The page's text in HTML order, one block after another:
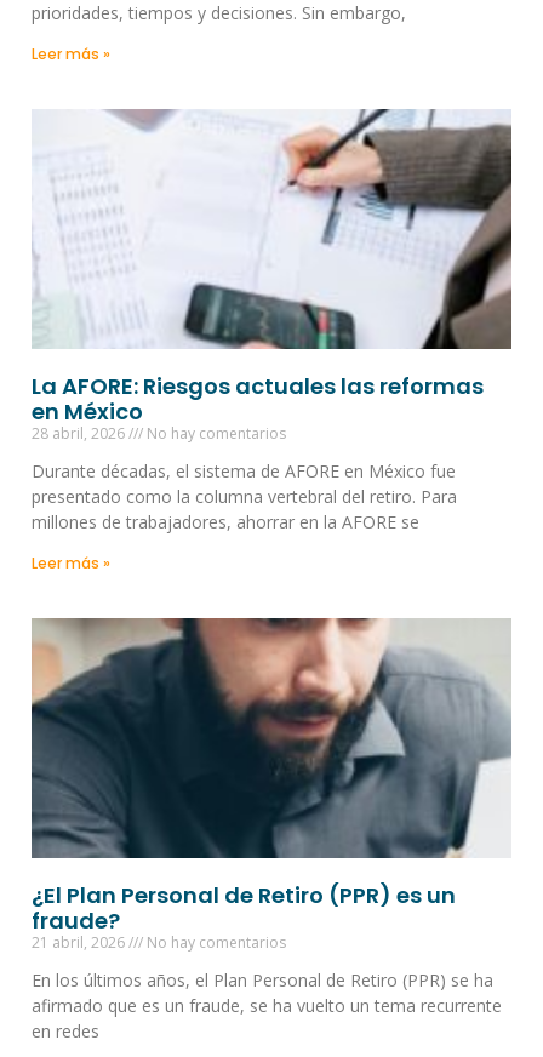
prioridades, tiempos y decisiones. Sin embargo,
Leer más »
La AFORE: Riesgos actuales las reformas
en México
28 abril, 2026 No hay comentarios
Durante décadas, el sistema de AFORE en México fue
presentado como la columna vertebral del retiro. Para
millones de trabajadores, ahorrar en la AFORE se
Leer más »
¿El Plan Personal de Retiro (PPR) es un
fraude?
21 abril, 2026 No hay comentarios
En los últimos años, el Plan Personal de Retiro (PPR) se ha
afirmado que es un fraude, se ha vuelto un tema recurrente
en redes